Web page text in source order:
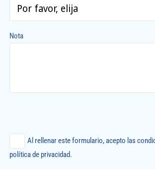
Nota
Al rellenar este formulario, acepto las
política de privacidad.